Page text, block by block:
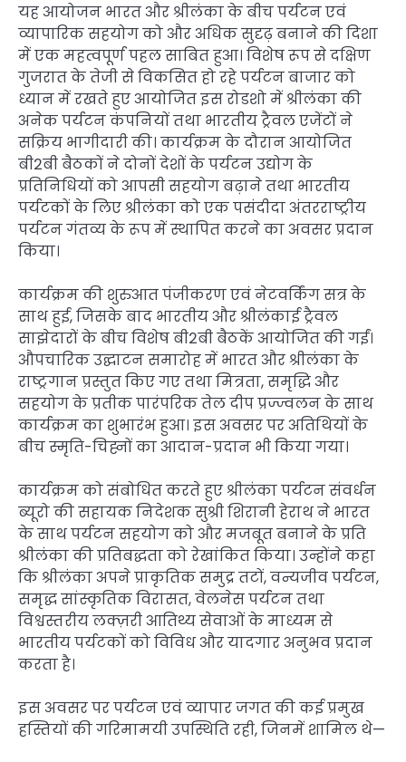
यह आयोजन भारत और श्रीलंका के बीच पर्यटन एवं
व्यापारिक सहयोग को और अधिक सुदृढ़ बनाने की दिशा
में एक महत्वपूर्ण पहल साबित हुआ। विशेष रूप से दक्षिण
गुजरात के तेजी से विकसित हो रहे पर्यटन बाजार को
ध्यान में रखते हुए आयोजित इस रोडशो में श्रीलंका की
अनेक पर्यटन कंपनियों तथा भारतीय ट्रैवल एजेंटों ने
सक्रिय भागीदारी की। कार्यक्रम के दौरान आयोजित
बी2बी बैठकों ने दोनों देशों के पर्यटन उद्योग के
प्रतिनिधियों को आपसी सहयोग बढ़ाने तथा भारतीय
पर्यटकों के लिए श्रीलंका को एक पसंदीदा अंतरराष्ट्रीय
पर्यटन गंतव्य के रूप में स्थापित करने का अवसर प्रदान
किया।
कार्यक्रम की शुरुआत पंजीकरण एवं नेटवर्किंग सत्र के
साथ हुई, जिसके बाद भारतीय और श्रीलंकाई ट्रैवल
साझेदारों के बीच विशेष बी2बी बैठकें आयोजित की गईं।
औपचारिक उद्घाटन समारोह में भारत और श्रीलंका के
राष्ट्रगान प्रस्तुत किए गए तथा मित्रता, समृद्धि और
सहयोग के प्रतीक पारंपरिक तेल दीप प्रज्ज्वलन के साथ
कार्यक्रम का शुभारंभ हुआ। इस अवसर पर अतिथियों के
बीच स्मृति-चिह्नों का आदान-प्रदान भी किया गया।
कार्यक्रम को संबोधित करते हुए श्रीलंका पर्यटन संवर्धन
ब्यूरो की सहायक निदेशक सुश्री शिरानी हेराथ ने भारत
के साथ पर्यटन सहयोग को और मजबूत बनाने के प्रति
श्रीलंका की प्रतिबद्धता को रेखांकित किया। उन्होंने कहा
कि श्रीलंका अपने प्राकृतिक समुद्र तटों, वन्यजीव पर्यटन,
समृद्ध सांस्कृतिक विरासत, वेलनेस पर्यटन तथा
विश्वस्तरीय लक्ज़री आतिथ्य सेवाओं के माध्यम से
भारतीय पर्यटकों को विविध और यादगार अनुभव प्रदान
करता है।
इस अवसर पर पर्यटन एवं व्यापार जगत की कई प्रमुख
हस्तियों की गरिमामयी उपस्थिति रही, जिनमें शामिल थे—